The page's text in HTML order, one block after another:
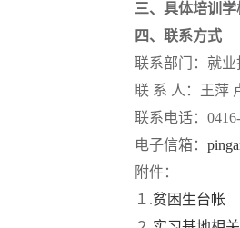
三、具体培训
四、联系方式
联系部门：就业
联 系 人：王萍
联系电话：
电子信箱：
附件：
１.贫困生台帐